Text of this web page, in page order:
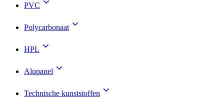
PVC
Polycarbonaat
HPL
Alupanel
Technische kunststoffen